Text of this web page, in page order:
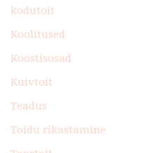
kodutoit
Koolitused
Koostisosad
Kuivtoit
Teadus
Toidu rikastamine